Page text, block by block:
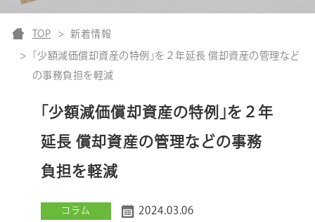
TOP 新着情報
｢少額減価償却資産の特例｣を２年延長 償却資産の管理など
の事務負担を軽減
｢少額減価償却資産の特例｣を２年
延長 償却資産の管理などの事務
負担を軽減
コラム 2024.03.06